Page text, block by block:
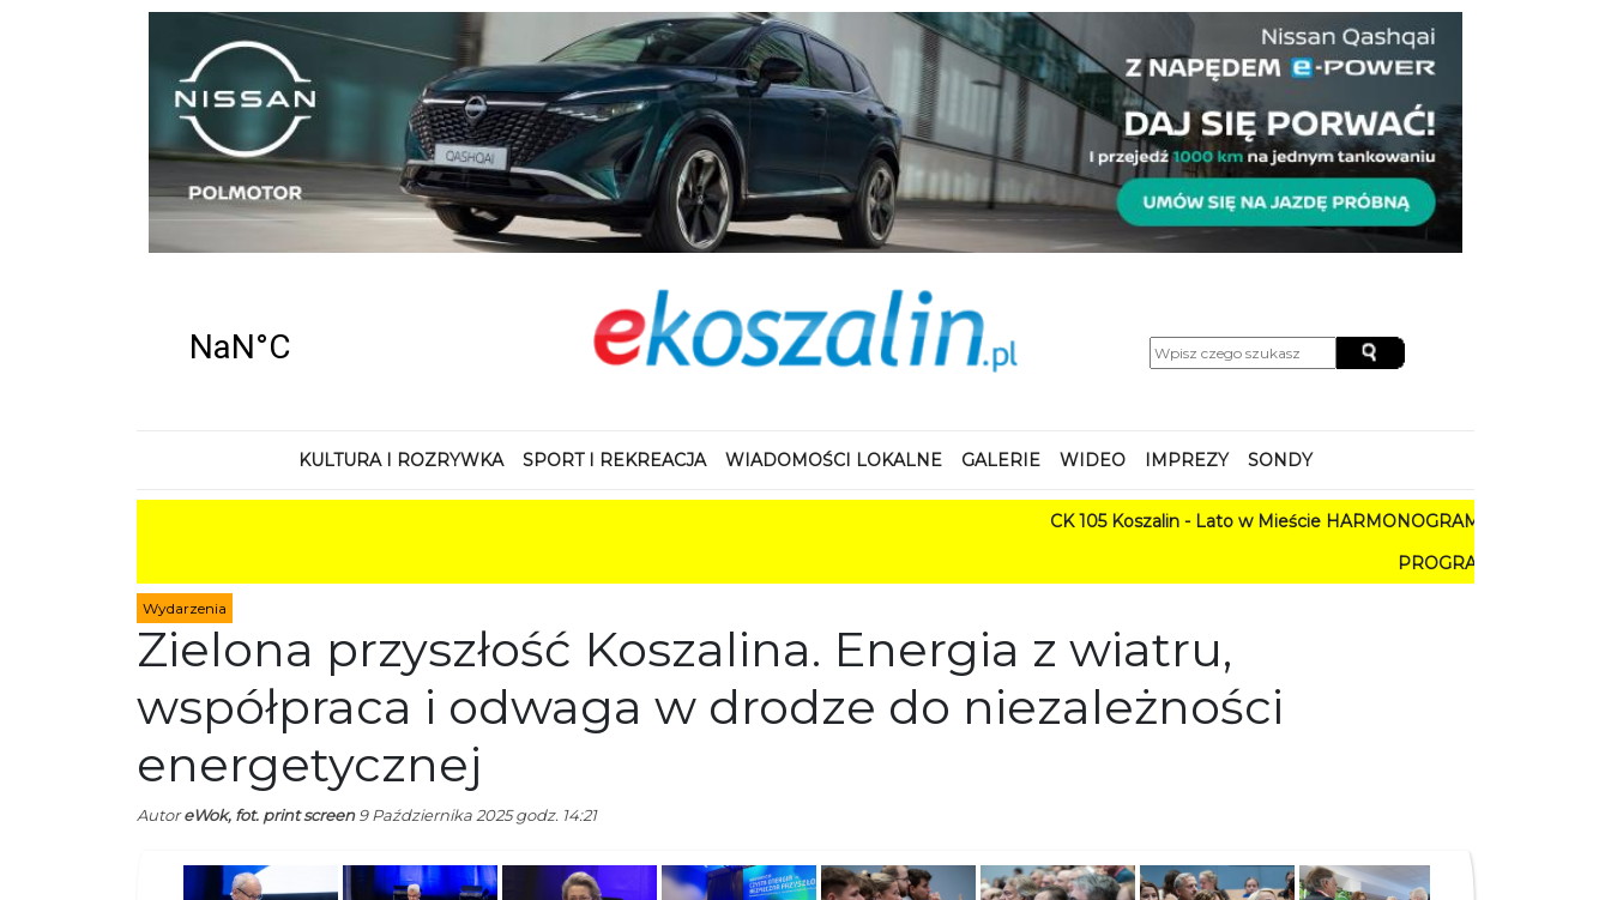
KULTURA I ROZRYWKA SPORT I REKREACJA WIADOMOŚCI LOKALNE GALERIE WIDEO IMPREZY
CK 105 Koszalin - Lato w Mieście HARMONOGRAM
PROGRAM: Lato w Amfiteatrze 2026.
współpraca i odwaga w drodze do niezależności
AutoreWok, fot. print screen